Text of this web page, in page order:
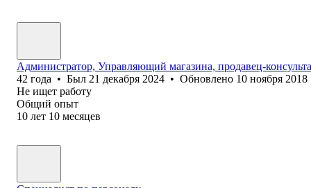
Администратор, Управляющий магазина, продавец-
42 года • Был 21 декабря 2024 • Обновлено 10 ноября 2018
Не ищет работу
Общий опыт
10 лет 10 месяцев